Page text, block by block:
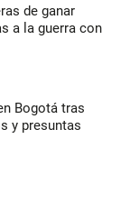
de ganar
a la guerra con
Bogotá tras
y presuntas